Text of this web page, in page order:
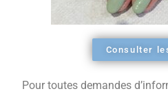
Consulter
Pour toutes demandes